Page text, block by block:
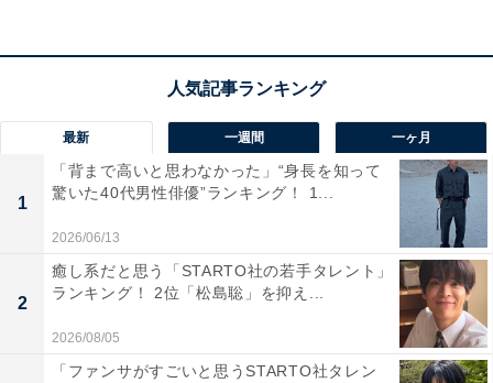
らしさもある声だからです」（40代女性／埼玉県）
「聞き取りやすくかつ華やかに聞こえる声だと思う
から」（30代女性／東京都）
最新 一週間 一ヶ月
1
「背まで高いと思わなかった」“身長を知って
驚いた40代男性俳優”ランキング！ 1...
2026/06/13
2
癒し系だと思う「STARTO社の若手タレント」
ランキング！ 2位「松島聡」を抑え...
2026/08/05
「ファンサがすごいと思うSTARTO社タレン